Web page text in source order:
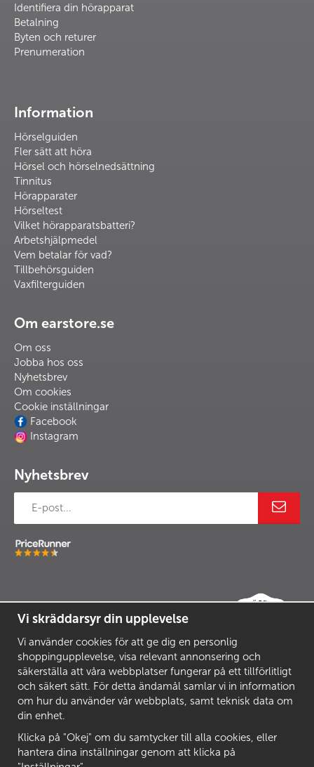
Identifiera din hörapparat
Betalning
Byten och returer
Prenumeration
Information
Hörselguiden
Fler sätt att höra
Hörsel och hörselnedsättning
Tinnitus
Hörapparater
Hörseltest
Vilket hörapparatsbatteri?
Arbetshjälpmedel
Vem betalar för vad?
Tillbehörsguiden
Vaxfilterguiden
Om earstore.se
Om oss
Jobba hos oss
Nyhetsbrev
Om cookies
Cookie inställningar
Facebook
Instagram
Nyhetsbrev
Vi skräddarsyr din upplevelse
Vi använder cookies för att ge dig en personlig
shoppingupplevelse, visa relevant annonsering och
säkerställa att våra webbplatser fungerar på ett tillförlitligt
och säkert sätt. För detta ändamål samlar vi in information
om hur du använder vår webbplats, samt teknisk data om
din enhet.
Klicka på "Okej" om du samtycker till alla cookies, eller
hantera dina inställningar genom att klicka på